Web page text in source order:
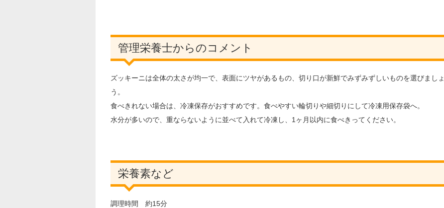
管理栄養士からのコメント
ズッキーニは全体の太さが均一で、表面にツヤがあるもの、切り口が新鮮でみずみずしいものを選びましょ
う。
食べきれない場合は、冷凍保存がおすすめです。食べやすい輪切りや細切りにして冷凍用保存袋へ。
水分が多いので、重ならないように並べて入れて冷凍し、1ヶ月以内に食べきってください。
栄養素など
調理時間 約15分